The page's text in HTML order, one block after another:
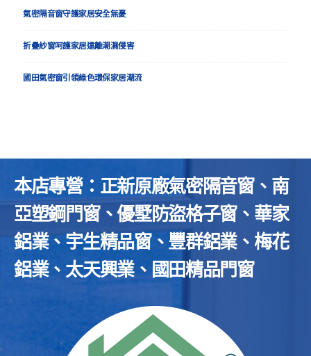
氣密隔音窗守護家居安全無憂
折疊紗窗呵護家居遠離潮濕侵害
國田氣密窗引領綠色環保家居潮流
本店專營：正新原廠氣密隔音窗、南
亞塑鋼門窗、優墅防盜格子窗、華家
鋁業、宇生精品窗、豐群鋁業、梅花
鋁業、太天興業、國田精品門窗